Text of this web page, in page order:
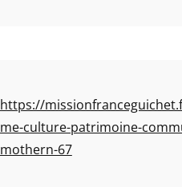
https://
me-culture-patrimoine-
mothern-67